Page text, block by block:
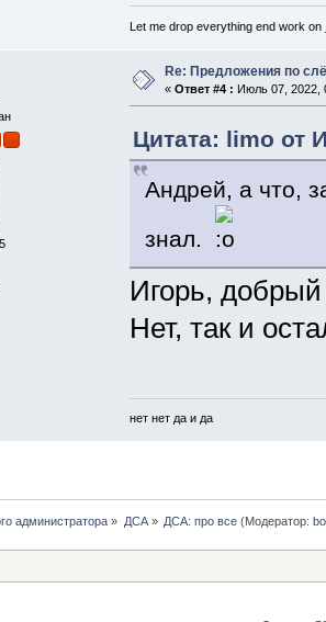
Let me drop everything end work on
Re: Предложения по
« Ответ #4 : Июль 07, 2022,
Цитата: limo от
Андрей, а что,
знал.
Игорь,
Нет, так и
нет нет да и да
администратора » ДСА» ДСА: про все(Модератор: